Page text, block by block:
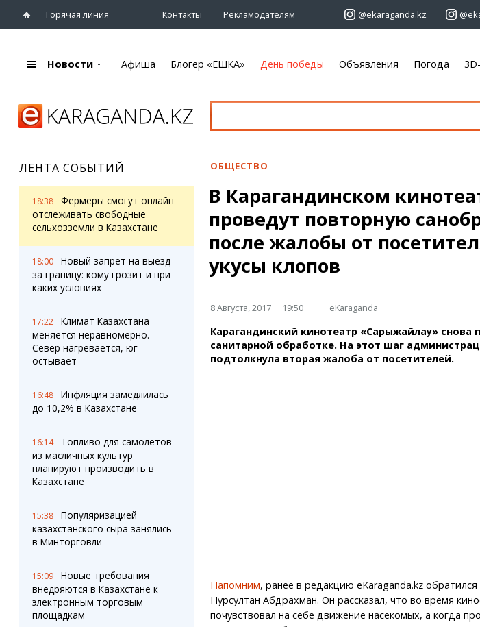
Горячая линия Контакты Рекламодателям @ekaraganda.kz
Караганды
eTV
Рассылка новостей
Персоны
Афиша
Театры
Спорт
Выставки
Цирк и зоопарк
Объявления
Услуги
Электроника
Мебель
Блогер «ЕШКА»
Лента блогера
Фотокомиксы
Коллаж недели
Ешкин гороскоп
Карты
Пробки
Карта Караганды
Организации
Мой участковый
Темиртау
Балхаш
Жезказган
Медиа
Видео
3D-тур
Timelapse
Новости Афиша Блогер «ЕШКА» День победы Объявления Погода
ЛЕНТА СОБЫТИЙ
18:38
Фермеры смогут онлайн
отслеживать свободные
сельхозземли в Казахстане
18:00
Новый запрет на выезд
за границу: кому грозит и при
каких условиях
17:22
Климат Казахстана
меняется неравномерно.
Север нагревается, юг
остывает
16:48
Инфляция замедлилась
до 10,2% в Казахстане
16:14
Топливо для самолетов
из масличных культур
планируют производить в
Казахстане
15:38
Популяризацией
казахстанского сыра занялись
в Минторговли
15:09
Новые требования
внедряются в Казахстане к
электронным торговым
площадкам
ОБЩЕСТВО
В Карагандинском
проведут повторную
после жалобы от
укусы клопов
8 Августа, 2017 19:50 eKaraganda
Карагандинский кинотеатр «Сарыжайлау» снова
санитарной обработке. На этот шаг
подтолкнула вторая жалоба от посетителей.
Напомним, ранее в редакцию eKaraganda.kz
Нурсултан Абдрахман. Он рассказал, что во время
почувствовал на себе движение насекомых, а когда